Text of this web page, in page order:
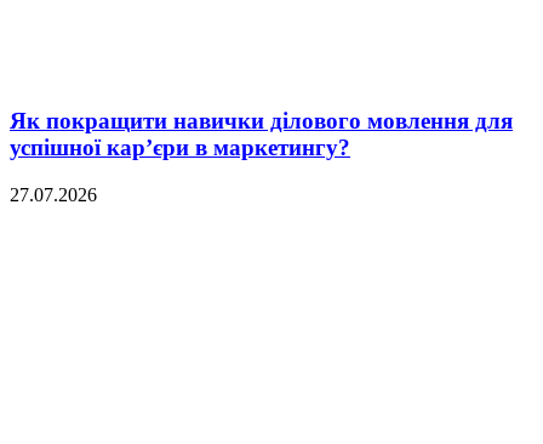
Як покращити навички ділового мовлення для
успішної кар’єри в маркетингу?
27.07.2026